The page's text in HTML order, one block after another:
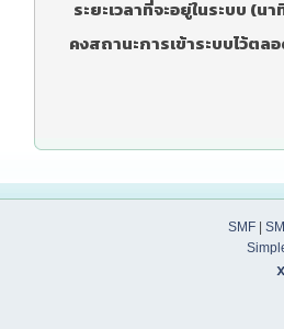
ระยะเวลาที่จะอยู่ในระบบ (นา
คงสถานะการเข้าระบบไว้ตล
SMF|